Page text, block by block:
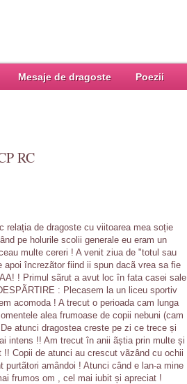
Mesaje de dragoste Poezii
RC
relația de dragoste cu viitoarea mea soție
pe holurile scolii generale eu eram un
multe cereri ! A venit ziua de "totul sau
încrezãtor fiind ii spun dacã vrea sa fie
! Primul sãrut a avut loc în fata casei sale
: Plecasem la un liceu sportiv
acomoda ! A trecut o perioada cam lunga
alea frumoase de copii nebuni (cam
atunci dragostea creste pe zi ce trece și
intens !! Am trecut în anii ãștia prin multe și
Copii de atunci au crescut vãzând cu ochii
amândoi ! Atunci când e lan-a mine
frumos om , cel mai iubit și apreciat !